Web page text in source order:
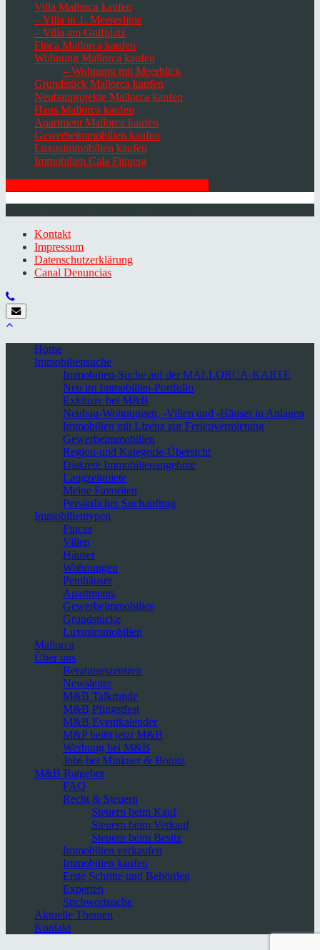
Villa Mallorca kaufen
– Villa in 1. Meereslinie
– Villa am Golfplatz
Finca Mallorca kaufen
Wohnung Mallorca kaufen
– Wohnung mit Meerblick
Grundstück Mallorca kaufen
Neubauprojekte Mallorca kaufen
Haus Mallorca kaufen
Apartment Mallorca kaufen
Gewerbeimmobilien kaufen
Luxusimmobilien kaufen
Immobilien Cala Figuera
Kontakt
Impressum
Datenschutzerklärung
Canal Denuncias
Home
Immobiliensuche
Immobilien-Suche auf der MALLORCA-KARTE
Neu im Immobilien-Portfolio
Exklusiv bei M&B
Neubau-Wohnungen, -Villen und -Häuser in Anlagen
Immobilien mit Lizenz zur Ferienvermietung
Gewerbeimmobilien
Region-und Kategorie-Übersicht
Diskrete Immobilienangebote
Langzeitmiete
Meine Favoriten
Persönlicher Suchauftrag
Immobilientypen
Fincas
Villen
Häuser
Wohnungen
Penthäuser
Apartments
Gewerbeimmobilien
Grundstücke
Luxusimmobilien
Mallorca
Über uns
Beratungszentren
Newsletter
M&B Talkrunde
M&B Pfingstfest
M&B Eventkalender
M&P heißt jetzt M&B
Werbung bei M&B
Jobs bei Minkner & Bonitz
M&B Ratgeber
FAQ
Recht & Steuern
Steuern beim Kauf
Steuern beim Verkauf
Steuern beim Besitz
Immobilien verkaufen
Immobilien kaufen
Erste Schritte und Behörden
Experten
Stichwortsuche
Aktuelle Themen
Kontakt